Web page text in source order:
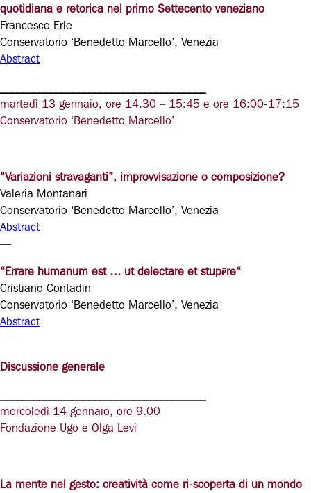
quotidiana e retorica nel primo Settecento veneziano
Francesco Erle
Conservatorio ‘Benedetto Marcello’, Venezia
Abstract
martedì 13 gennaio, ore 14.30 – 15:45 e ore 16:00-17:15
Conservatorio ‘Benedetto Marcello’
“Variazioni stravaganti”, improvvisazione o composizione?
Valeria Montanari
Conservatorio ‘Benedetto Marcello’, Venezia
Abstract
—
“Errare humanum est … ut delectare et stupēre“
Cristiano Contadin
Conservatorio ‘Benedetto Marcello’, Venezia
Abstract
—
Discussione generale
mercoledì 14 gennaio, ore 9.00
Fondazione Ugo e Olga Levi
La mente nel gesto: creatività come ri-scoperta di un mondo